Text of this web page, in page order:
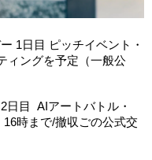
1日目 ピッチイベント・
ィングを予定（一般公
目  AIアートバトル・
時まで/撤収ごの公式交